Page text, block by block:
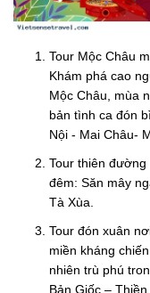
Tour Mộc Châu
Khám phá cao
Mộc Châu, mùa
bản tình ca đón
Nội - Mai Châu-
Tour thiên
đêm: Săn mây
Tà Xùa.
Tour đón xuân
miền kháng
nhiên trù phú
Bản Giốc –